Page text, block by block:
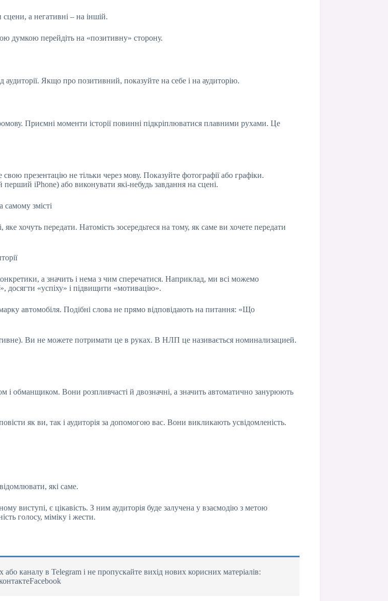
а негативні – на іншій.
думкою перейдіть на «позитивну» сторону.
Якщо про позитивний, показуйте на себе і на аудиторію.
Приємні моменти історії повинні підкріплюватися плавними рухами. Це
презентацію не тільки через мову. Показуйте фотографії або графіки.
iPhone) або виконувати які-небудь завдання на сцені.
самому змісті
хочуть передати. Натомість зосередьтеся на тому, як саме ви хочете передати
а значить і нема з чим сперечатися. Наприклад, ми всі можемо
досягти «успіху» і підвищити «мотивацію».
автомобіля. Подібні слова не прямо відповідають на питання: «Що
Ви не можете потримати це в руках. В НЛП це називається номинализацией.
і обманщиком. Вони розпливчасті й двозначні, а значить автоматично занурюють
як ви, так і аудиторія за допомогою вас. Вони викликають усвідомленість.
які саме.
виступі, є цікавість. З ним аудиторія буде залучена у взаємодію з метою
голосу, міміку і жести.
каналу в Telegram і не пропускайте вихід нових корисних матеріалів: